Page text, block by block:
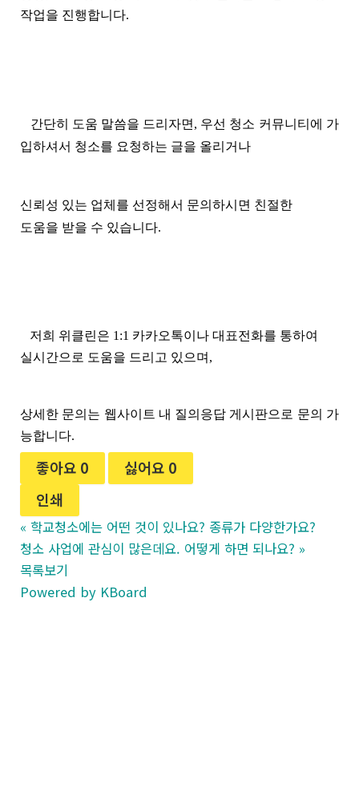
작업을 진행합니다.
간단히 도움 말씀을 드리자면, 우선 청소 커뮤니티에 가
입하셔서 청소를 요청하는 글을 올리거나
신뢰성 있는 업체를 선정해서 문의하시면 친절한
도움을 받을 수 있습니다.
저희 위클린은 1:1 카카오톡이나 대표전화를 통하여
실시간으로 도움을 드리고 있으며 ,
상세한 문의는 웹사이트 내 질의응답 게시판으로 문의 가
능합니다.
좋아요 0 싫어요 0
인쇄
« 학교청소에는 어떤 것이 있나요? 종류가 다양한가요?
청소 사업에 관심이 많은데요. 어떻게 하면 되나요? »
목록보기
Powered by KBoard